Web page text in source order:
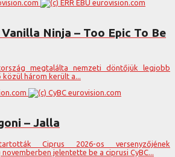
Ninja – Too Epic To Be
megtalálta nemzeti döntőjük legjobb
közül három került a...
– Jalla
Ciprus 2026-os versenyzőjének
jelentette be a ciprusi CyBC...